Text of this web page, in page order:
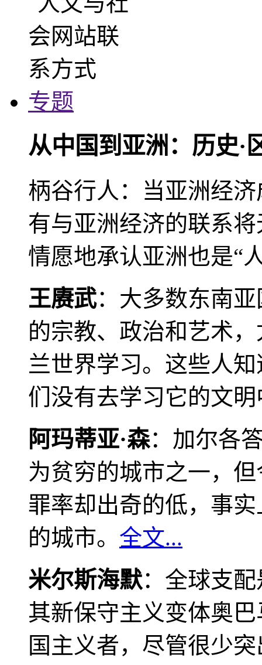
专题
从中国到亚洲：历史·
柄谷行人：当亚洲经
有与亚洲经济的联系
情愿地承认亚洲也是“
王赓武：大多数东南
的宗教、政治和艺术
兰世界学习。这些人
们没有去学习它的文
阿玛蒂亚·森：加尔各
为贫穷的城市之一，
罪率却出奇的低，事
的城市。 全文...
米尔斯海默：全球支
其新保守主义变体奥
国主义者，尽管很少